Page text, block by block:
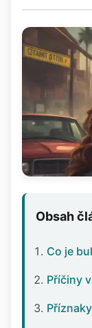
Obsah
Co je
Příčiny